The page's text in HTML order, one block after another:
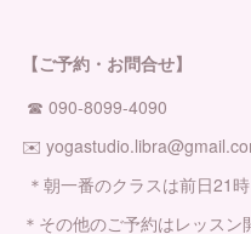
【ご予約・お問合せ】
☎︎ 090-8099-4090
✉️
＊朝一番のクラスは前日21
＊その他のご予約はレッス